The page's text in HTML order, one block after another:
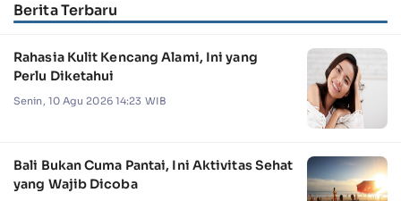
Berita Terbaru
Rahasia Kulit Kencang Alami, Ini yang
Perlu Diketahui
Senin, 10 Agu 2026 14:23 WIB
Bali Bukan Cuma Pantai, Ini Aktivitas Sehat
yang Wajib Dicoba